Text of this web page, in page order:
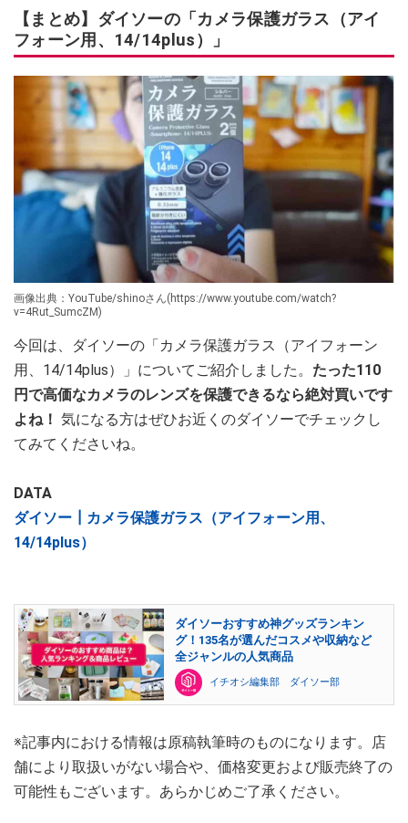
【まとめ】ダイソーの「カメラ保護ガラス（アイ
フォーン用、14/14plus）」
画像出典：YouTube/shinoさん(https://www.youtube.com/watch?
v=4Rut_SumcZM)
今回は、ダイソーの「カメラ保護ガラス（アイフォーン
用、14/14plus）」についてご紹介しました。 たった110
円で高価なカメラのレンズを保護できるなら絶対買いです
よね！ 気になる方はぜひお近くのダイソーでチェックし
てみてくださいね。
DATA
ダイソー┃カメラ保護ガラス（アイフォーン用、
14/14plus）
ダイソーおすすめ神グッズランキン
グ！135名が選んだコスメや収納など
全ジャンルの人気商品
イチオシ編集部 ダイソー部
※記事内における情報は原稿執筆時のものになります。店
舗により取扱いがない場合や、価格変更および販売終了の
可能性もございます。あらかじめご了承ください。